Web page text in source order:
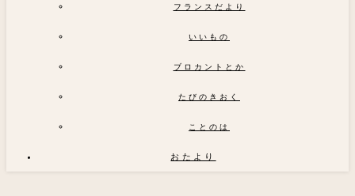
フランスだより
いいもの
ブロカントとか
たびのきおく
ことのは
おたより